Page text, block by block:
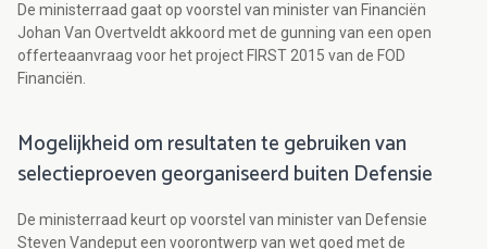
De ministerraad gaat op voorstel van minister van Financiën
Johan Van Overtveldt akkoord met de gunning van een open
offerteaanvraag voor het project FIRST 2015 van de FOD
Financiën.
Mogelijkheid om resultaten te gebruiken van
selectieproeven georganiseerd buiten Defensie
De ministerraad keurt op voorstel van minister van Defensie
Steven Vandeput een voorontwerp van wet goed met de